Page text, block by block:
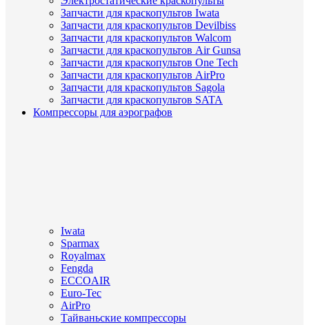
Запчасти для краскопультов Iwata
Запчасти для краскопультов Devilbiss
Запчасти для краскопультов Walcom
Запчасти для краскопультов Air Gunsa
Запчасти для краскопультов One Tech
Запчасти для краскопультов AirPro
Запчасти для краскопультов Sagola
Запчасти для краскопультов SATA
Компрессоры для аэрографов
Iwata
Sparmax
Royalmax
Fengda
ECCOAIR
Euro-Tec
AirPro
Тайваньские компрессоры